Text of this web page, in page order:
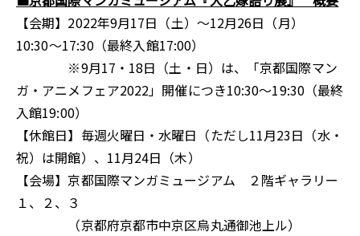
【会期】2022年9月17日（土）～12月26日（月）
10:30～17:30（最終入館17:00）
※9月17・18日（土・日）は、「京都国際マン
ガ・アニメフェア2022」開催につき10:30～19:30（最終
入館19:00）
【休館日】毎週火曜日・水曜日（ただし11月23日（水・
祝）は開館）、11月24日（木）
【会場】京都国際マンガミュージアム ２階ギャラリー
１、２、３
（京都府京都市中京区烏丸通御池上ル）